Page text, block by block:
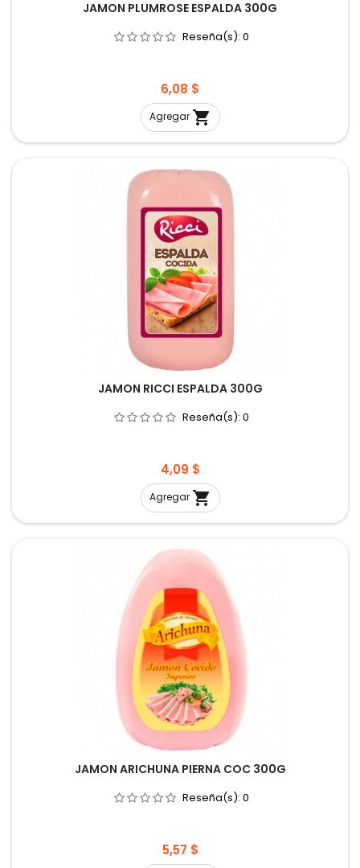
JAMON PLUMROSE ESPALDA 300G
Reseña(s): 0
Precio
6,08 $
Agregar 
JAMON RICCI ESPALDA 300G
Reseña(s): 0
Precio
4,09 $
Agregar 
JAMON ARICHUNA PIERNA COC 300G
Reseña(s): 0
Precio
5,57 $